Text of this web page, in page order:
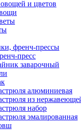
и цветов
френч-прессы
пресс
заварочный
алюминиевая
из
набор
эмалированная